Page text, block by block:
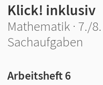
Klick! inklusiv
Mathematik · 7./
Sachaufgaben
Arbeitsheft 6